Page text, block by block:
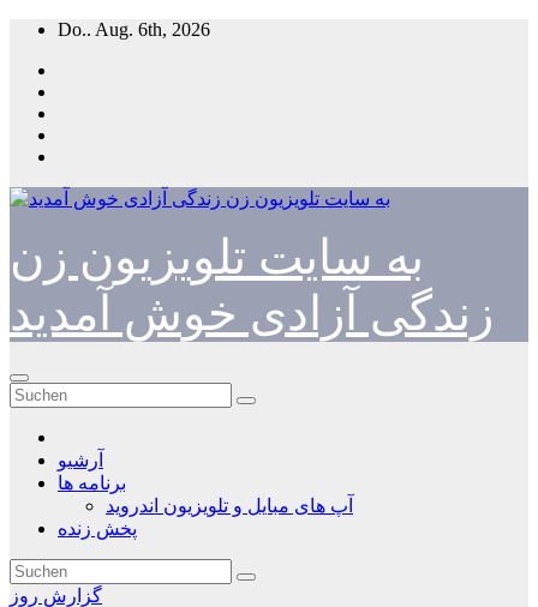
Zum
springen
Do.. Aug. 6th, 2026
به سایت تلویزیون زن
زندگی آزادی خوش آمدید
آرشیو
برنامه ها
آپ های مبایل و تلویزیون اندروید
پخش زنده
گزارش روز